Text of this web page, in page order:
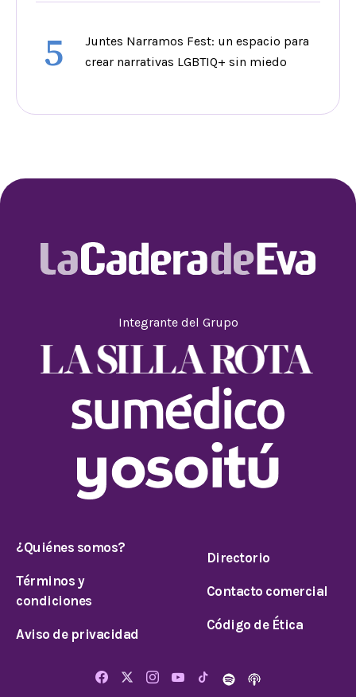
5
Juntes Narramos Fest: un espacio para
crear narrativas LGBTIQ+ sin miedo
Integrante del Grupo
¿Quiénes somos?
Términos y
condiciones
Aviso de privacidad
Directorio
Contacto comercial
Código de Ética